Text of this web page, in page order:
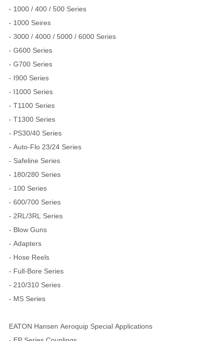
- 1000 / 400 / 500 Series
- 1000 Seires
- 3000 / 4000 / 5000 / 6000 Series
- G600 Series
- G700 Series
- I900 Series
- I1000 Series
- T1100 Series
- T1300 Series
- PS30/40 Series
- Auto-Flo 23/24 Series
- Safeline Series
- 180/280 Series
- 100 Series
- 600/700 Series
- 2RL/3RL Series
- Blow Guns
- Adapters
- Hose Reels
- Full-Bore Series
- 210/310 Series
- MS Series
EATON Hansen Aeroquip Special Applications